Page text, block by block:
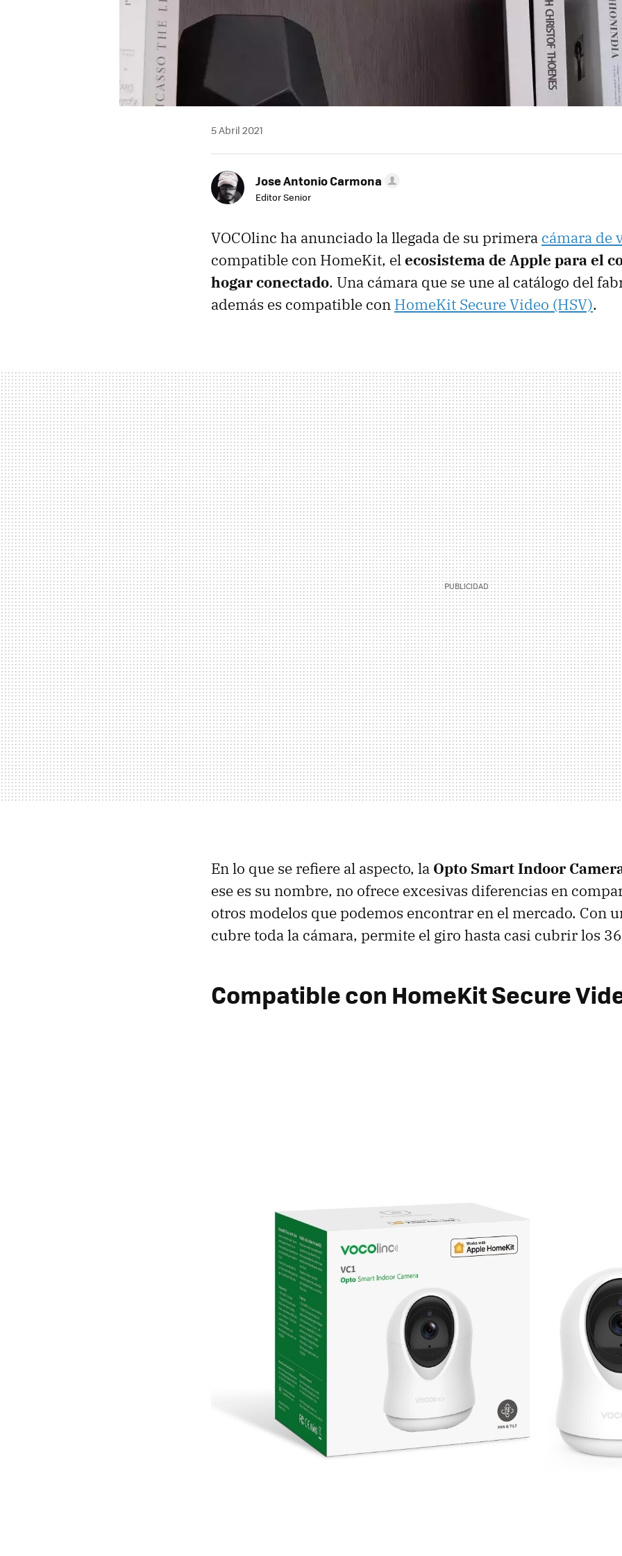
5 Abril 2021
Jose Antonio Carmona
Editor Senior
VOCOlinc ha anunciado la llegada de su primera cámara de
compatible con HomeKit, elecosistema de Apple para el
hogar conectado. Una cámara que se une al catálogo del
además es compatible con HomeKit Secure Video (HSV).
En lo que se refiere al aspecto, la Opto Smart Indoor
ese es su nombre, no ofrece excesivas diferencias en
otros modelos que podemos encontrar en el mercado. Con
cubre toda la cámara, permite el giro hasta casi cubrir los
Compatible con HomeKit Secure